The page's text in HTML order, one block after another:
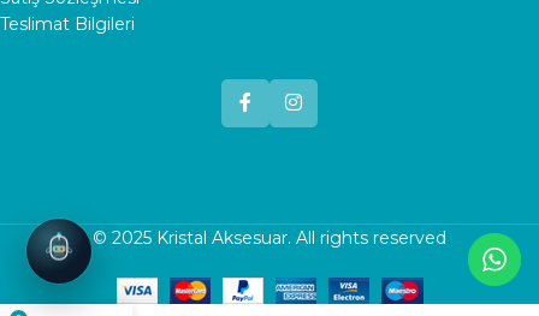
Teslimat Bilgileri
© 2025 Kristal Aksesuar. All rights reserved